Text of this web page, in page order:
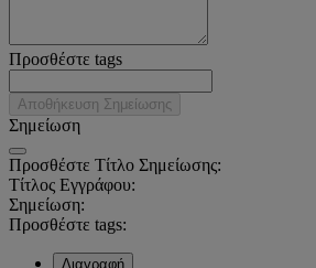
Προσθέστε tags
Αποθήκευση Σημείωσης
Σημείωση
Προσθέστε Τίτλο Σημείωσης:
Τίτλος Εγγράφου:
Σημείωση:
Προσθέστε tags:
Διαγραφή